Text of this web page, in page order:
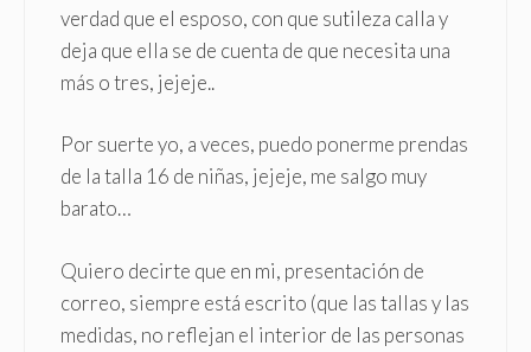
verdad que el esposo, con que sutileza calla y
deja que ella se de cuenta de que necesita una
más o tres, jejeje..
Por suerte yo, a veces, puedo ponerme prendas
de la talla 16 de niñas, jejeje, me salgo muy
barato…
Quiero decirte que en mi, presentación de
correo, siempre está escrito (que las tallas y las
medidas, no reflejan el interior de las personas